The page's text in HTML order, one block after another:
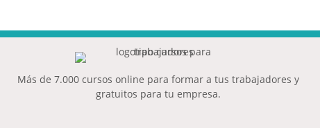
Más de 7.000 cursos online para formar a tus trabajadores y
gratuitos para tu empresa.